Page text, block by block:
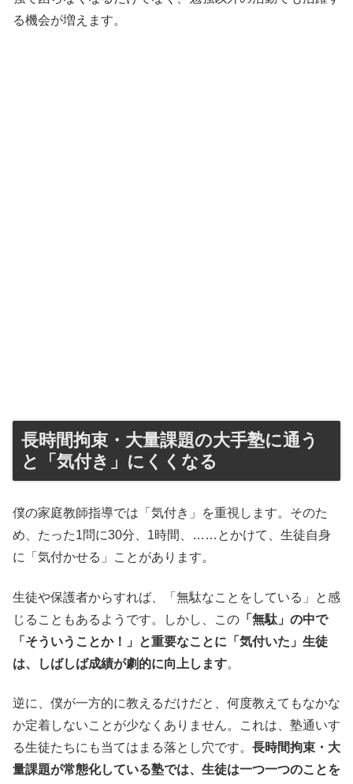
る機会が増えます。
長時間拘束・大量課題の大手塾に通う
と「気付き」にくくなる
僕の家庭教師指導では「気付き」を重視します。そのた
め、たった1問に30分、1時間、……とかけて、生徒自身
に「気付かせる」ことがあります。
生徒や保護者からすれば、「無駄なことをしている」と感
じることもあるようです。しかし、この 「無駄」の中で
「そういうことか！」と重要なことに「気付いた」生徒
は、しばしば成績が劇的に向上します。
逆に、僕が一方的に教えるだけだと、何度教えてもなかな
か定着しないことが少なくありません。これは、塾通いす
る生徒たちにも当てはまる落とし穴です。 長時間拘束・大
量課題が常態化している塾では、生徒は一つ一つのことを